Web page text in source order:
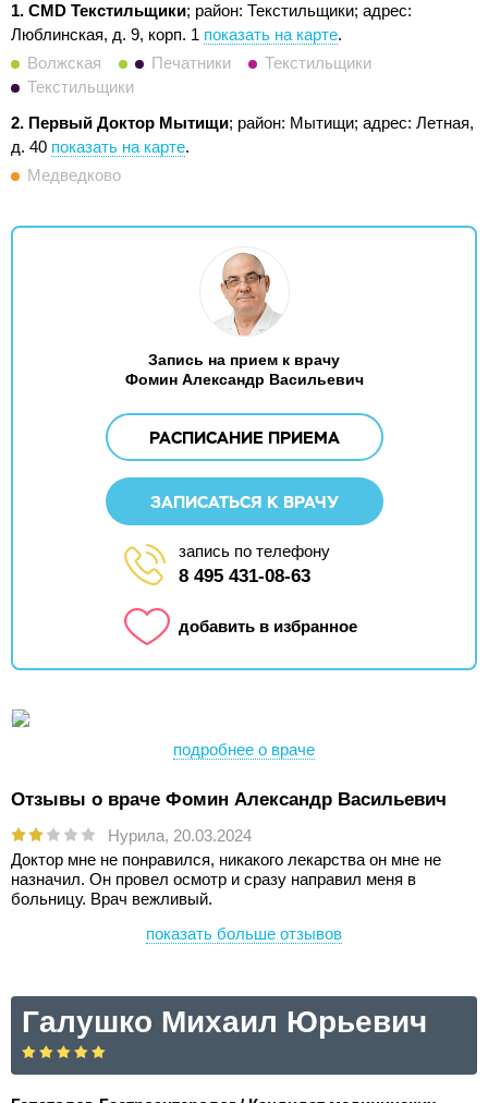
1. CMD Текстильщики; район: Текстильщики; адрес:
Люблинская, д. 9, корп. 1 показать на карте.
Волжская
Печатники
Текстильщики
Текстильщики
2. Первый Доктор Мытищи; район: Мытищи; адрес: Летная,
д. 40 показать на карте.
Медведково
Запись на прием к врачу
Фомин Александр Васильевич
РАСПИСАНИЕ ПРИЕМА
ЗАПИСАТЬСЯ К ВРАЧУ
запись по телефону
8 495 431-08-63
добавить в избранное
подробнее о враче
Отзывы о враче Фомин Александр Васильевич
Нурила, 20.03.2024
Доктор мне не понравился, никакого лекарства он мне не
назначил. Он провел осмотр и сразу направил меня в
больницу. Врач вежливый.
показать больше отзывов
Галушко Михаил Юрьевич